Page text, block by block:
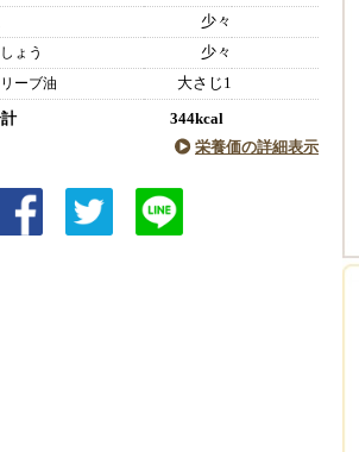
少々
ょう 少々
ーブ油 大さじ1
344kcal
栄養価の詳細表示